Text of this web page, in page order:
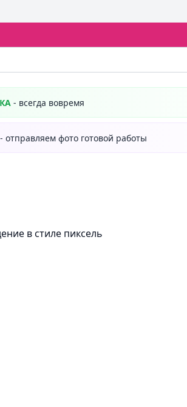
- всегда вовремя
- отправляем фото готовой работы